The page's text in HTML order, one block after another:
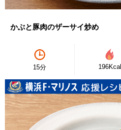
かぶと豚肉のザーサイ炒め
15分 196Kcal